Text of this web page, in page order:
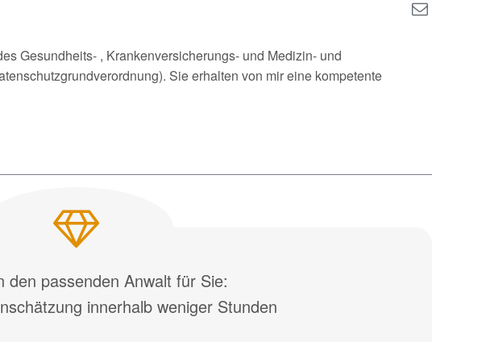
Gesundheits- , Krankenversicherungs- und Medizin- und
Sie erhalten von mir eine kompetente
den passenden Anwalt für Sie:
innerhalb weniger Stunden